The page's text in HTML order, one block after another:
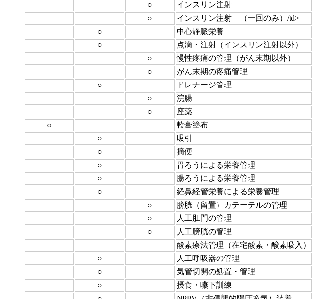
○
インスリン注射
○
インスリン注射 （一回のみ）/td>
○
中心静脈栄養
○
点滴・注射（インスリン注射以外）
○
慢性疼痛の管理（がん末期以外）
○
がん末期の疼痛管理
○
ドレナージ管理
○
浣腸
○
座薬
○
軟膏塗布
○
吸引
○
摘便
○
胃ろうによる栄養管理
○
腸ろうによる栄養管理
○
経鼻経管栄養による栄養管理
○
膀胱（留置）カテーテルの管理
○
人工肛門の管理
○
人工膀胱の管理
酸素療法管理（在宅酸素・酸素吸入）
○
人工呼吸器の管理
○
気管切開の処置・管理
○
摂食・嚥下訓練